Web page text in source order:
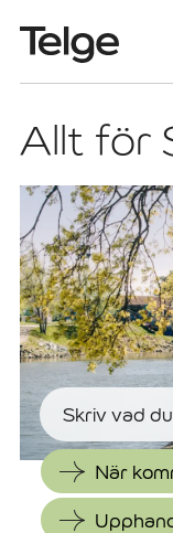
Allt för
Sökfält
När